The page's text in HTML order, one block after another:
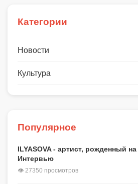
Категории
Новости
Культура
Популярное
ILYASOVA - артист, рожденный
Интервью
👁 27350 просмотров